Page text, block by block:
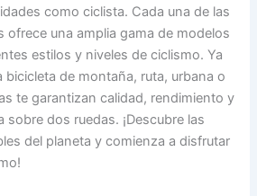
como ciclista. Cada una de las
ofrece una amplia gama de modelos
estilos y niveles de ciclismo. Ya
bicicleta de montaña, ruta, urbana o
te garantizan calidad, rendimiento y
sobre dos ruedas. ¡Descubre las
del planeta y comienza a disfrutar